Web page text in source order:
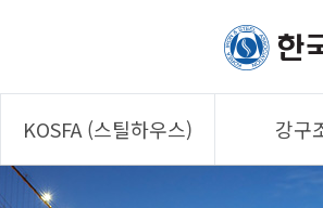
KOSFA (스틸하우스)
제품소개
강구